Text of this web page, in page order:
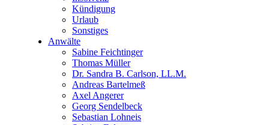
Kündigung
Urlaub
Sonstiges
Anwälte
Sabine Feichtinger
Thomas Müller
Dr. Sandra B. Carlson, LL.M.
Andreas Bartelmeß
Axel Angerer
Georg Sendelbeck
Sebastian Lohneis